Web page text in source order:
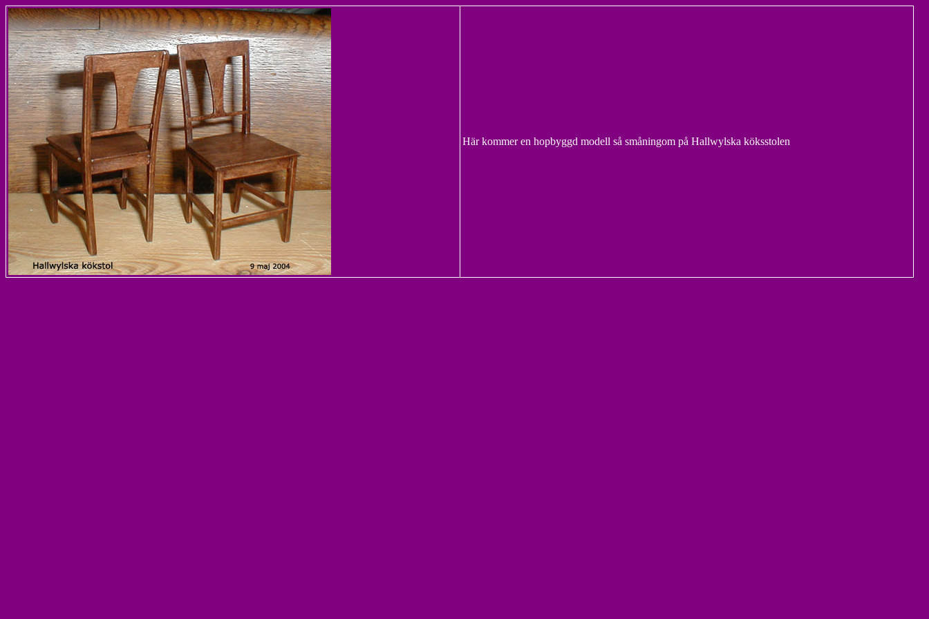
Här kommer en hopbyggd modell så småningom på Hallwylska köksstolen